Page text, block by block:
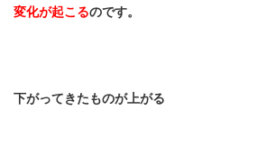
変化が起こるのです。
下がってきたものが上がる